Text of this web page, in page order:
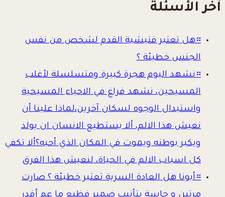
آخر الأسئلة
።هل تعتبر فتيشية القدم لشخص من نفس
الجنس خطيئة ؟
።نشهد اليوم هجرة كبيرة ومتسلسلة لأغلب
المسيحين، نشهد فراغ في الاحياء المسيحية
واستبدال الوجوه لسكان آخرين،لماذا علينا أن
نعيش هذا الالم، ألا يستطيع الانسان ان يولد
ويكبر بوطنه ويموت في المكان الذي أحبه؟ألا تكفي
كل اسباب الالم في الحياة، لنعيش هذا الفرق
።أبونا هل العادة السرية تعتبر خطيئة ؟ صارت